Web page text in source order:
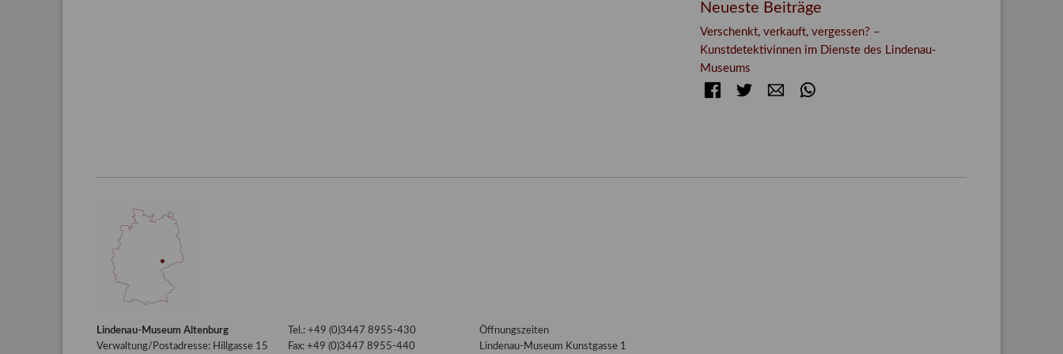
Neueste Beiträge
Verschenkt, verkauft, vergessen? –
Kunstdetektivinnen im Dienste des Lindenau-
Museums
FacebookTwitter E-mail
Lindenau-Museum Altenburg
Verwaltung/Postadresse: Hillgasse 15
Tel.: +49 (0)3447 8955-430
Fax: +49 (0)3447 8955-440
Öffnungszeiten
Lindenau-Museum Kunstgasse 1